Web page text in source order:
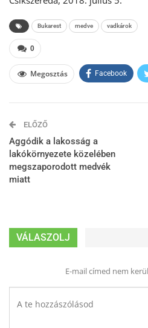
Bukarest medve vadkárok
0
Megosztás Facebook
ELŐZŐ
Aggódik a lakosság a
lakókörnyezete közelében
megszaporodott medvék
miatt
VÁLASZOLJ
E-mail címed nem